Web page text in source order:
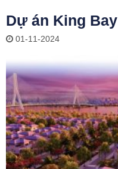
Dự án King Bay
01-11-2024